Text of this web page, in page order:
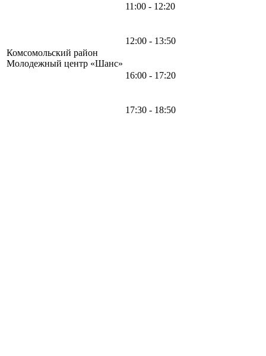
Комсомольский район
Молодежный центр «Шанс»
11:00 - 12:20
12:00 - 13:50
16:00 - 17:20
17:30 - 18:50